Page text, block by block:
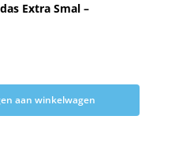
Extra Smal –
aan winkelwagen